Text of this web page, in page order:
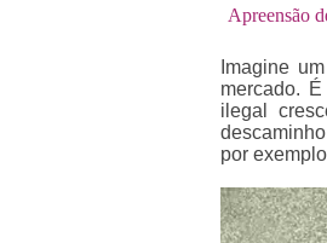
Apreensão
Imagine
mercado.
ilegal
por